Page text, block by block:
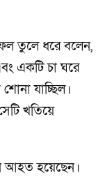
তুলে ধরে বলেন,
একটি চা ঘরে
যাচ্ছিল।
খতিয়ে
আহত হয়েছেন।